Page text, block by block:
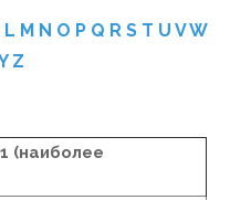
L M N O P Q R S T U VW
Z
(наиболее